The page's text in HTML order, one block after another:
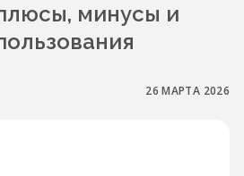
минусы и
26 МАРТА 2026